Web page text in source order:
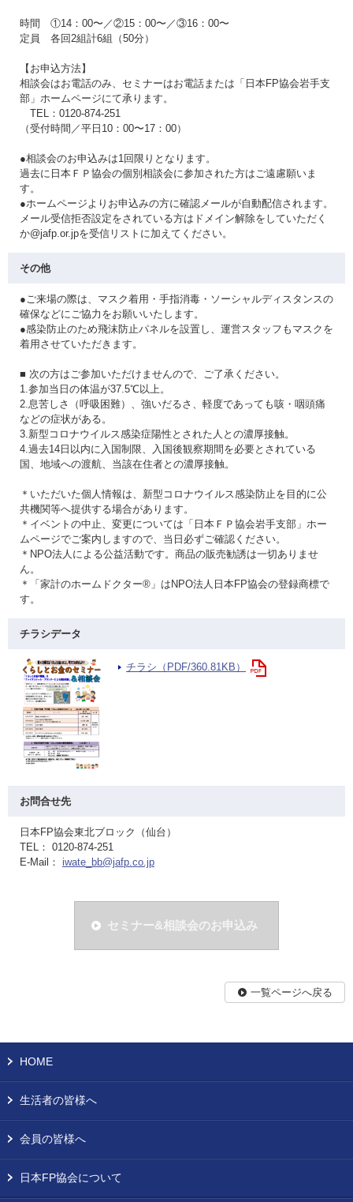
時間 ①14：00〜／②15：00〜／③16：00〜
定員 各回2組計6組（50分）
【お申込方法】
相談会はお電話のみ、セミナーはお電話または「日本FP協会岩手支
部」ホームページにて承ります。
TEL：0120-874-251
（受付時間／平日10：00〜17：00）
●相談会のお申込みは1回限りとなります。
過去に日本ＦＰ協会の個別相談会に参加された方はご遠慮願いま
す。
●ホームページよりお申込みの方に確認メールが自動配信されます。
メール受信拒否設定をされている方はドメイン解除をしていただく
か@jafp.or.jpを受信リストに加えてください。
その他
●ご来場の際は、マスク着用・手指消毒・ソーシャルディスタンスの
確保などにご協力をお願いいたします。
●感染防止のため飛沫防止パネルを設置し、運営スタッフもマスクを
着用させていただきます。
■ 次の方はご参加いただけませんので、ご了承ください。
1.参加当日の体温が37.5℃以上。
2.息苦しさ（呼吸困難）、強いだるさ、軽度であっても咳・咽頭痛
などの症状がある。
3.新型コロナウイルス感染症陽性とされた人との濃厚接触。
4.過去14日以内に入国制限、入国後観察期間を必要とされている
国、地域への渡航、当該在住者との濃厚接触。
＊いただいた個人情報は、新型コロナウイルス感染防止を目的に公
共機関等へ提供する場合があります。
＊イベントの中止、変更については「日本ＦＰ協会岩手支部」ホー
ムページでご案内しますので、当日必ずご確認ください。
＊NPO法人による公益活動です。商品の販売勧誘は一切ありませ
ん。
＊「家計のホームドクター®」はNPO法人日本FP協会の登録商標で
す。
チラシデータ
チラシ（PDF/360.81KB）
お問合せ先
日本FP協会東北ブロック（仙台）
TEL： 0120-874-251
E-Mail： iwate_bb@jafp.co.jp
セミナー&相談会のお申込み
一覧ページへ戻る
HOME
生活者の皆様へ
会員の皆様へ
日本FP協会について